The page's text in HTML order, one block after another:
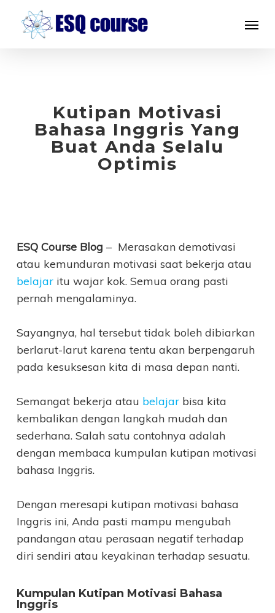
Kutipan Motivasi
Bahasa Inggris Yang
Buat Anda Selalu
Optimis
ESQ Course Blog – Merasakan demotivasi
atau kemunduran motivasi saat bekerja atau
belajaritu wajar kok. Semua orang pasti
pernah mengalaminya.
Sayangnya, hal tersebut tidak boleh dibiarkan
berlarut-larut karena tentu akan berpengaruh
pada kesuksesan kita di masa depan nanti.
Semangat bekerja atau belajarbisa kita
kembalikan dengan langkah mudah dan
sederhana. Salah satu contohnya adalah
dengan membaca kumpulan kutipan motivasi
bahasa Inggris.
Dengan meresapi kutipan motivasi bahasa
Inggris ini, Anda pasti mampu mengubah
pandangan atau perasaan negatif terhadap
diri sendiri atau keyakinan terhadap sesuatu.
Kumpulan Kutipan Motivasi Bahasa
Inggris